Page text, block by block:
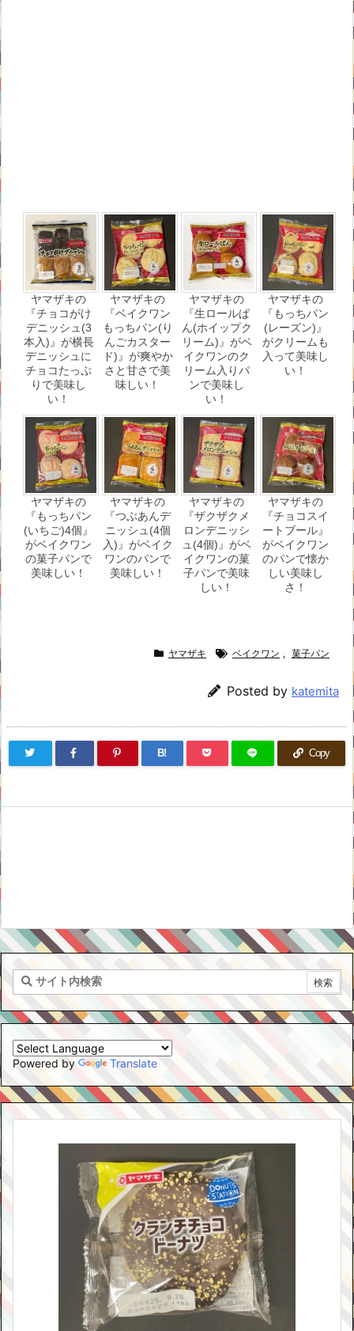
ヤマザキの
『チョコがけ
デニッシュ(3
本入)』が横長
デニッシュに
チョコたっぷ
りで美味し
い！
ヤマザキの
『ベイクワン
もっちパン(り
んごカスター
ド)』が爽やか
さと甘さで美
味しい！
ヤマザキの
『生ロールぱ
ん(ホイップク
リーム)』がベ
イクワンのク
リーム入りパ
ンで美味し
い！
ヤマザキの
『もっちパン
(レーズン)』
がクリームも
入って美味し
い！
ヤマザキの
『もっちパン
(いちご)4個』
がベイクワン
の菓子パンで
美味しい！
ヤマザキの
『つぶあんデ
ニッシュ(4個
入)』がベイク
ワンのパンで
美味しい！
ヤマザキの
『ザクザクメ
ロンデニッシ
ュ(4個)』がベ
イクワンの菓
子パンで美味
しい！
ヤマザキの
『チョコスイ
ートブール』
がベイクワン
のパンで懐か
しい美味し
さ！
ヤマザキ ベイクワン , 菓子パン
Posted by katemita
B! Copy
Powered by Translate